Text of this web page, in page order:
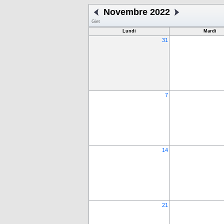
Novembre 2022
Giet
Lundi
Mardi
31
7
14
21